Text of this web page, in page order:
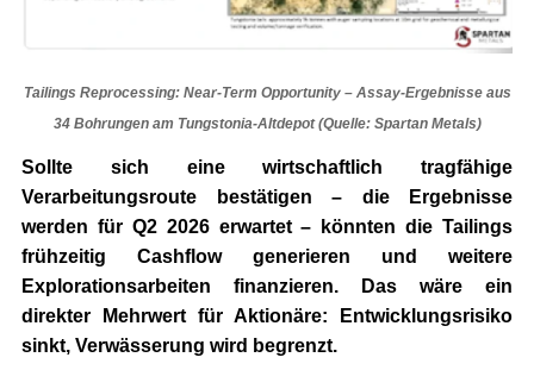
Tailings Reprocessing: Near-Term Opportunity – Assay-Ergebnisse aus
34 Bohrungen am Tungstonia-Altdepot (Quelle: Spartan Metals)
Sollte sich eine wirtschaftlich tragfähige
Verarbeitungsroute bestätigen – die Ergebnisse
werden für Q2 2026 erwartet – könnten die Tailings
frühzeitig Cashflow generieren und weitere
Explorationsarbeiten finanzieren. Das wäre ein
direkter Mehrwert für Aktionäre: Entwicklungsrisiko
sinkt, Verwässerung wird begrenzt.